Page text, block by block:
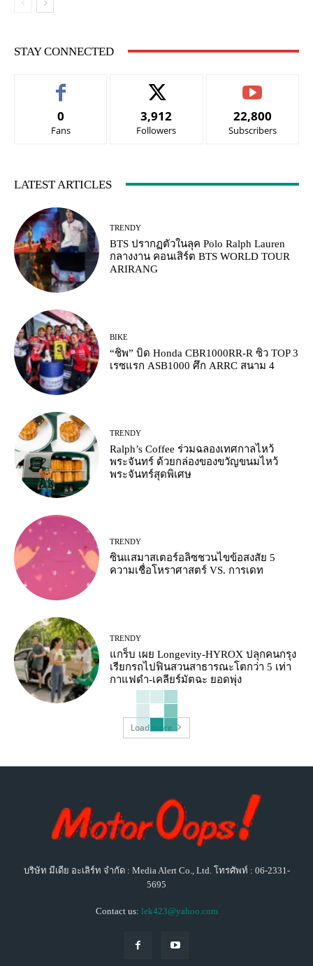
STAY CONNECTED
0
Fans
3,912
Followers
22,800
Subscribers
LATEST ARTICLES
TRENDY
BTS ปรากฏตัวในลุค Polo Ralph Lauren
กลางงาน คอนเสิร์ต BTS WORLD TOUR
ARIRANG
BIKE
“ชิพ” บิด Honda CBR1000RR-R ซิว TOP 3
เรซแรก ASB1000 ศึก ARRC สนาม 4
TRENDY
Ralph’s Coffee ร่วมฉลองเทศกาลไหว้
พระจันทร์ ด้วยกล่องของขวัญขนมไหว้
พระจันทร์สุดพิเศษ
TRENDY
ซินแสมาสเตอร์อลิซชวนไขข้อสงสัย 5
ความเชื่อโหราศาสตร์ VS. การเดท
TRENDY
แกร็บ เผย Longevity-HYROX ปลุกคนกรุง
เรียกรถไปฟินสวนสาธารณะโตกว่า 5 เท่า
กาแฟดำ-เคลียร์มัตฉะ ยอดพุ่ง
Load more
บริษัท มีเดีย อะเลิร์ท จำกัด : Media Alert Co., Ltd. โทรศัพท์ : 06-2331-
5695
Contact us: lek423@yahoo.com